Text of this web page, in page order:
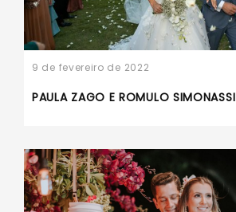
9 de fevereiro de 2022
PAULA ZAGO E ROMULO SIMONASSI